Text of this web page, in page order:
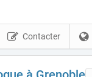
Contacter